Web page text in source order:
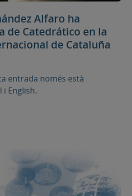
Alfaro ha
de Catedrático en la
de Cataluña
entrada només està
i English.